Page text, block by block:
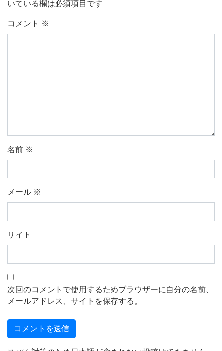
いている欄は必須項目です
コメント ※
名前 ※
メール ※
サイト
次回のコメントで使用するためブラウザーに自分の名前、
メールアドレス、サイトを保存する。